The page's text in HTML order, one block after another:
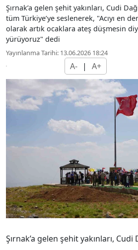
Şırnak’a gelen şehit yakınları, Cudi
tüm Türkiye’ye seslenerek, "Acıyı en
olarak artık ocaklara ateş düşmesin
yürüyoruz" dedi
Yayınlanma Tarihi: 13.06.2026 18:24
A- | A+
Şırnak’a gelen şehit yakınları, Cudi